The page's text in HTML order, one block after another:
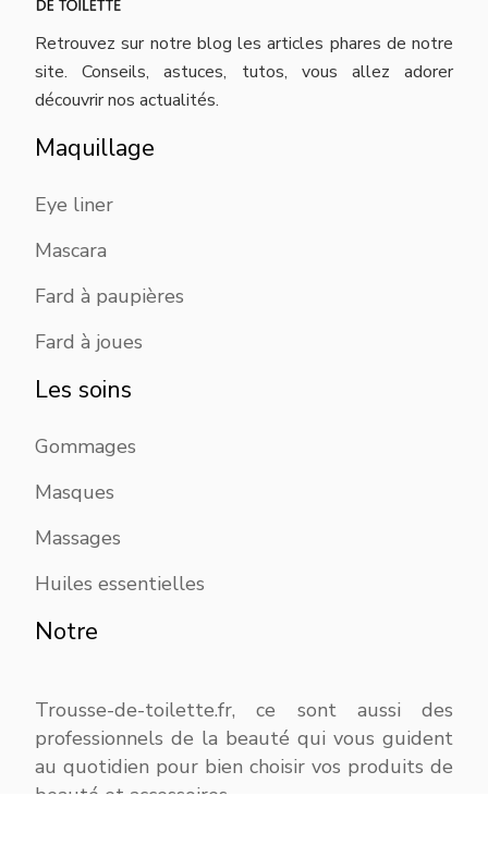
Retrouvez sur notre blog les articles phares de notre
site. Conseils, astuces, tutos, vous allez adorer
découvrir nos actualités.
Maquillage
Eye liner
Mascara
Fard à paupières
Fard à joues
Les soins
Gommages
Masques
Massages
Huiles essentielles
Notre
Trousse-de-toilette.fr, ce sont aussi des
professionnels de la beauté qui vous guident
au quotidien pour bien choisir vos produits de
beauté et accessoires.